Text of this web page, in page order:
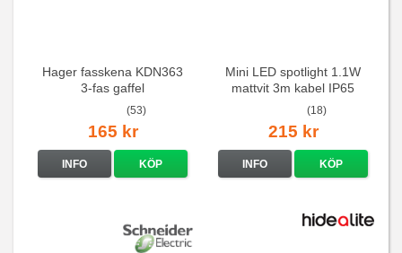
Hager fasskena KDN363
3-fas gaffel
(53)
165 kr
INFO KÖP
Mini LED spotlight 1.1W
mattvit 3m kabel IP65
(18)
215 kr
INFO KÖP